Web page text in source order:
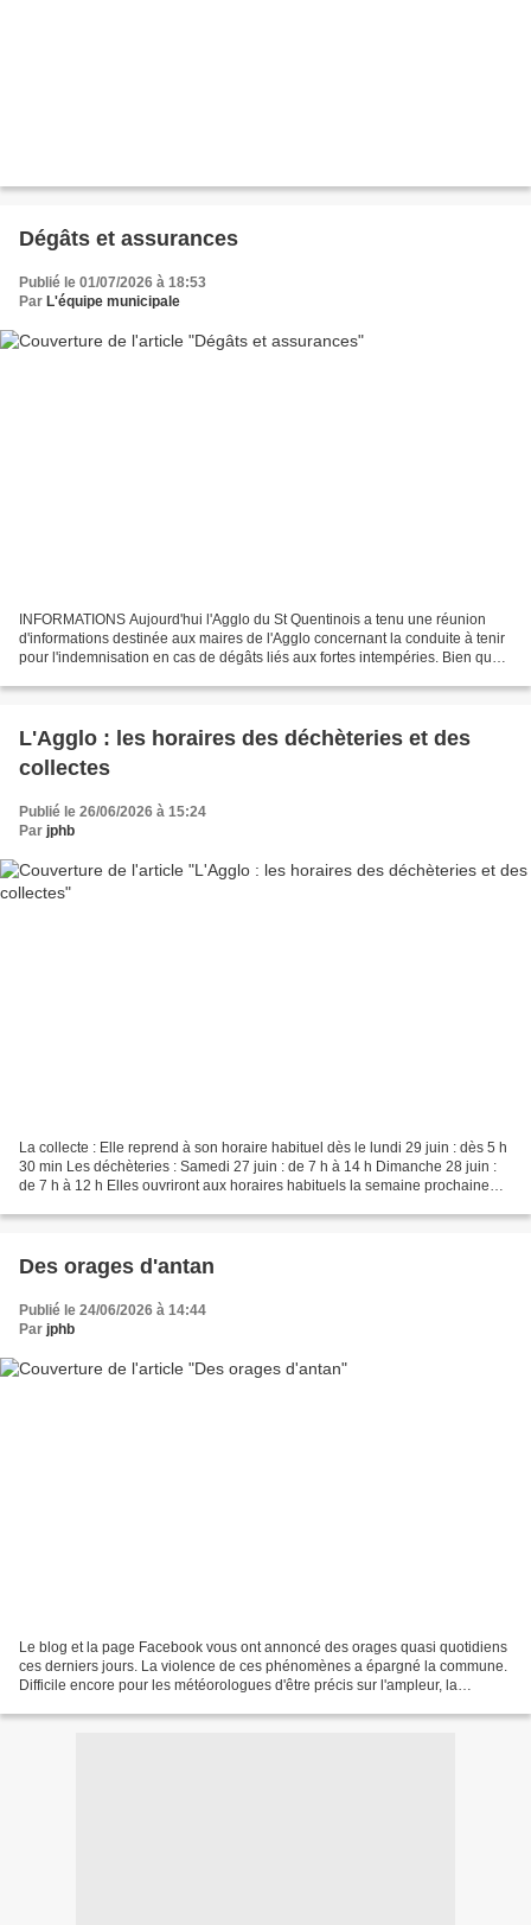
Dégâts et assurances
Publié le 01/07/2026 à 18:53
Par L'équipe municipale
INFORMATIONS Aujourd'hui l'Agglo du St Quentinois a tenu une réunion
d'informations destinée aux maires de l'Agglo concernant la conduite à tenir
pour l'indemnisation en cas de dégâts liés aux fortes intempéries. Bien que
L'Agglo : les horaires des déchèteries et des
collectes
Publié le 26/06/2026 à 15:24
Par jphb
La collecte : Elle reprend à son horaire habituel dès le lundi 29 juin : dès 5 h
30 min Les déchèteries : Samedi 27 juin : de 7 h à 14 h Dimanche 28 juin :
de 7 h à 12 h Elles ouvriront aux horaires habituels la semaine prochaine
Des orages d'antan
Publié le 24/06/2026 à 14:44
Par jphb
Le blog et la page Facebook vous ont annoncé des orages quasi quotidiens
ces derniers jours. La violence de ces phénomènes a épargné la commune.
Difficile encore pour les météorologues d'être précis sur l'ampleur, la